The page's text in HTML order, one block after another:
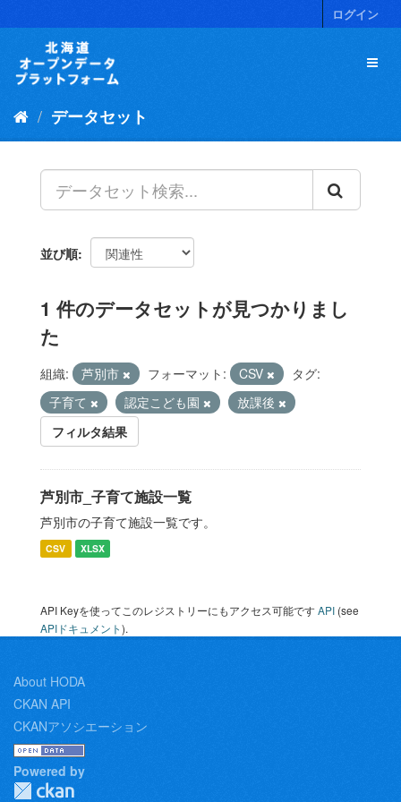
キ
ログイン
データセット
並び順
1 件のデータセットが見つかりまし
た
組織: 芦別市 フォーマット: CSV
タグ:
子育て
認定こども園
放課後
フィルタ結果
芦別市_子育て施設一覧
芦別市の子育て施設一覧です。
CSV XLSX
API Keyを使ってこのレジストリーにもアクセス可能ですAPI (see
APIドキュメント).
About HODA
CKAN API
CKANアソシエーション
Powered by